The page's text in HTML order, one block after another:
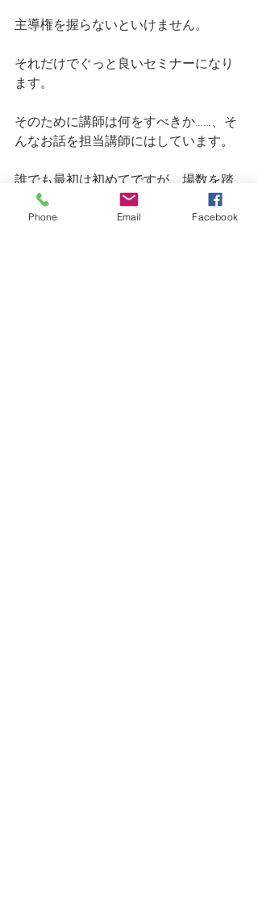
主導権を握らないといけません。
それだけでぐっと良いセミナーになり
ます。
そのために講師は何をすべきか……、そ
んなお話を担当講師にはしています。
誰でも最初は初めてですが、場数を踏
めば段々と良い講座ができるように
Phone Email Facebook